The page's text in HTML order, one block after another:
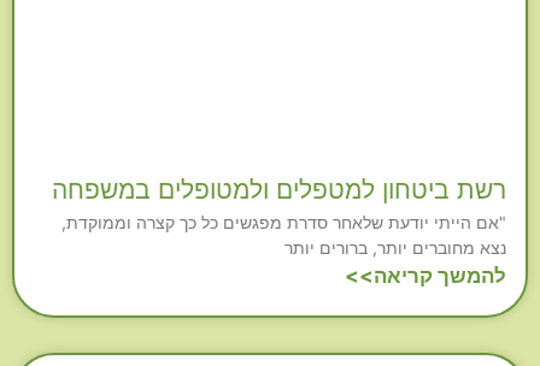
רשת ביטחון למטפלים ולמטופלים במשפחה
"אם הייתי יודעת שלאחר סדרת מפגשים כל כך קצרה וממוקדת,
נצא מחוברים יותר, ברורים יותר
להמשך קריאה>>